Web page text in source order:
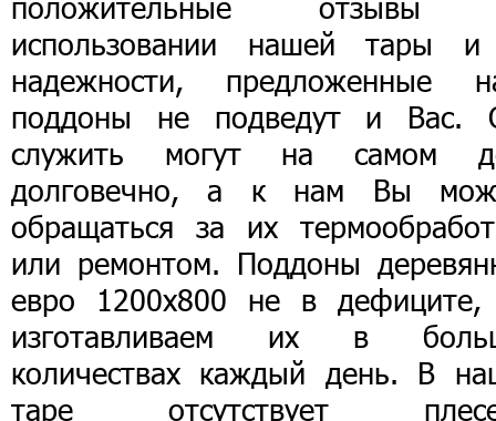
использовании нашей тары
надежности, предложенные
поддоны не подведут и Вас.
служить могут на самом
долговечно, а к нам Вы
обращаться за их
или ремонтом. Поддоны
евро 1200х800 не в
изготавливаем их в
количествах каждый день. В
таре отсутствует